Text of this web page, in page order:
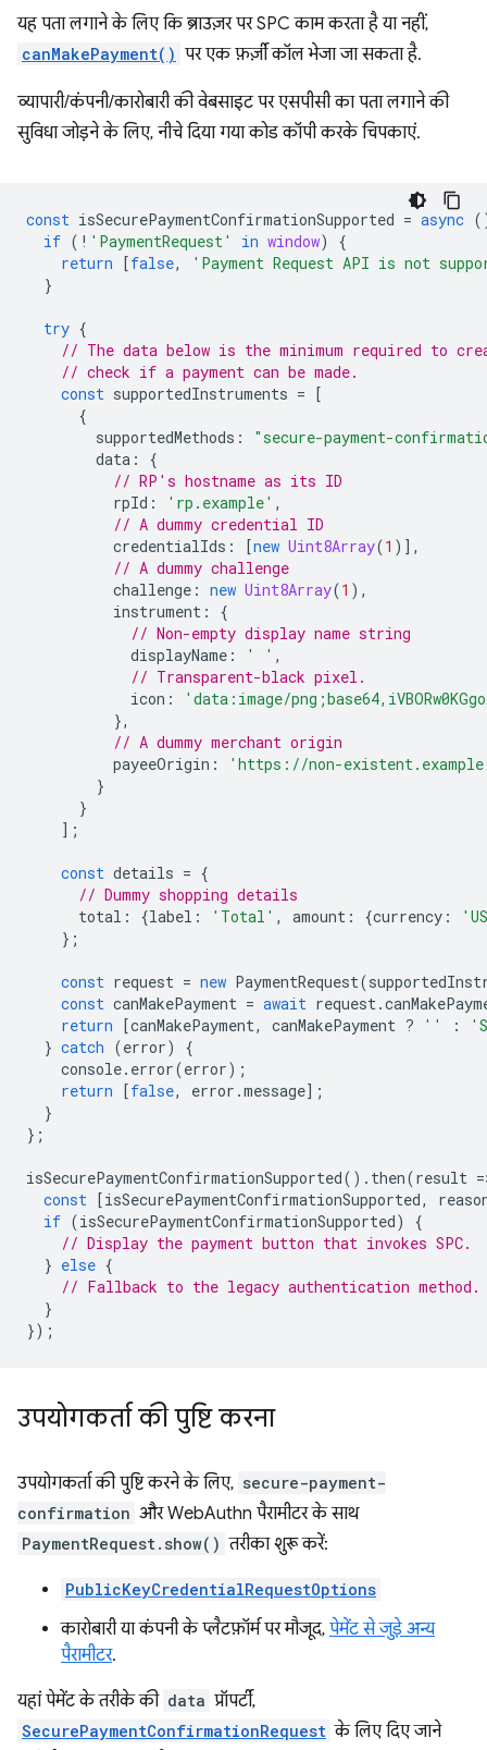
यह पता लगाने के लिए कि ब्राउज़र पर SPC काम करता है या नहीं,
canMakePayment() पर एक फ़र्ज़ी कॉल भेजा जा सकता है.
व्यापारी/कंपनी/कारोबारी की वेबसाइट पर एसपीसी का पता लगाने की
सुविधा जोड़ने के लिए, नीचे दिया गया कोड कॉपी करके चिपकाएं.
const isSecurePaymentConfirmationSupported = async
if ( ! 'PaymentRequest' in window)
{
return
[false,
'Payment Request API is not
}
try {
// The data below is the minimum required to
// check if a payment can be made.
const supportedInstruments =
[
{
supportedMethods :
"secure-payment-
data :
{
// RP's hostname as its ID
rpId : 'rp.example' ,
// A dummy credential ID
credentialIds : [new Uint8Array(1 )],
// A dummy challenge
challenge : new Uint8Array(1 ),
instrument :
{
// Non-empty display name string
displayName : ' ' ,
// Transparent-black pixel.
icon :
'data:image/
},
// A dummy merchant origin
payeeOrigin :
'https://non-
}
}
];
const details = {
// Dummy shopping details
total : {label : 'Total' , amount : {currency :
};
const request = new PaymentRequest(
const canMakePayment = await request.
return
[canMakePayment, canMakePayment ? '' :
} catch (error)
{
console. error(error);
return
[false, error .message];
}
};
isSecurePaymentConfirmationSupported(). then(result =
const
[isSecurePaymentConfirmationSupported,
if (isSecurePaymentConfirmationSupported)
{
// Display the payment button that invokes SPC.
} else {
// Fallback to the legacy authentication method.
}
});
उपयोगकर्ता की पुष्टि करना
उपयोगकर्ता की पुष्टि करने के लिए, secure-payment-
confirmation और WebAuthn पैरामीटर के साथ
PaymentRequest.show() तरीका शुरू करें:
PublicKeyCredentialRequestOptions
कारोबारी या कंपनी के प्लैटफ़ॉर्म पर मौजूद, पेमेंट से जुड़े अन्य
पैरामीटर.
यहां पेमेंट के तरीके की data प्रॉपर्टी,
SecurePaymentConfirmationRequest के लिए दिए जाने